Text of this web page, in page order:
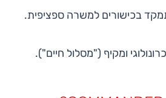
בכישורים למשרה ספציפית.
ומקיף ("מסלול חיים").